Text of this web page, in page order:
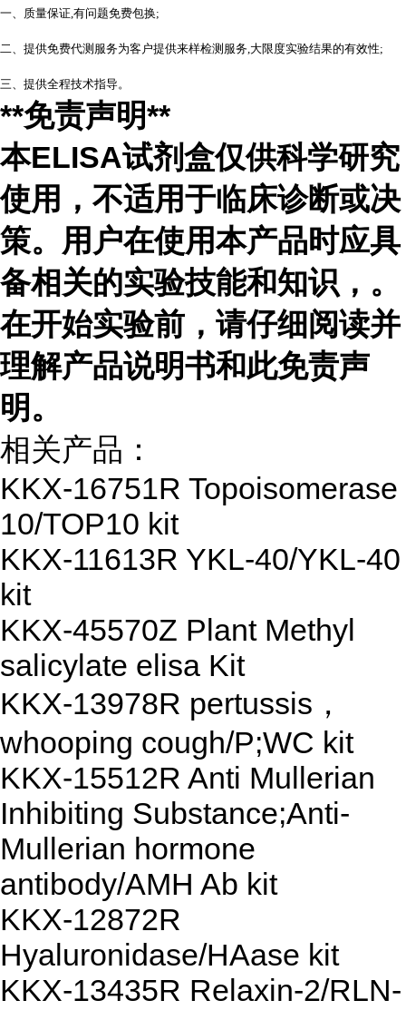
一、质量保证,有问题免费包换;
二、提供免费代测服务为客户提供来样检测服务,大限度实验结果的有效性;
三、提供全程技术指导。
**免责声明**
本ELISA试剂盒仅供科学研究
使用，不适用于临床诊断或决
策。用户在使用本产品时应具
备相关的实验技能和知识， 。
在开始实验前，请仔细阅读并
理解产品说明书和此免责声
明。
相关产品：
KKX-16751R Topoisomerase
10/TOP10 kit
KKX-11613R YKL-40/YKL-40
kit
KKX-45570Z Plant Methyl
salicylate elisa Kit
KKX-13978R pertussis，
whooping cough/P;WC kit
KKX-15512R Anti Mullerian
Inhibiting Substance;Anti-
Mullerian hormone
antibody/AMH Ab kit
KKX-12872R
Hyaluronidase/HAase kit
KKX-13435R Relaxin-2/RLN-